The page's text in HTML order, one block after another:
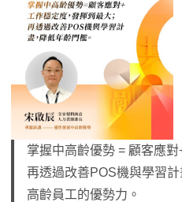
掌握中高齡優勢 = 顧客應
再透過改善POS機與學習
高齡員工的優勢力。